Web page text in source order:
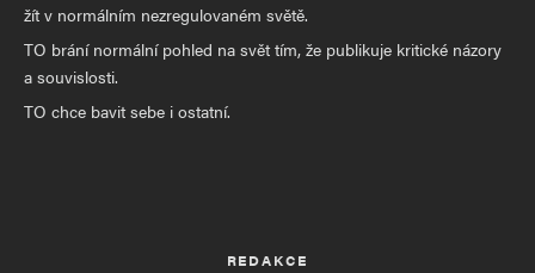
žít v normálním nezregulovaném světě.
TO brání normální pohled na svět tím, že publikuje kritické názory
a souvislosti.
TO chce bavit sebe i ostatní.
REDAKCE